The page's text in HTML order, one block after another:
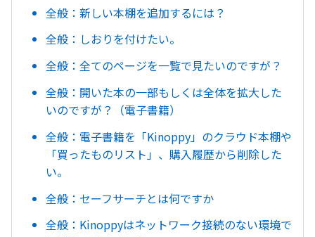
全般：新しい本棚を追加するには？
全般：しおりを付けたい。
全般：全てのページを一覧で見たいのですが？
全般：開いた本の一部もしくは全体を拡大した
いのですが？（電子書籍）
全般：電子書籍を「Kinoppy」のクラウド本棚や
「買ったものリスト」、購入履歴から削除した
い。
全般：セーフサーチとは何ですか
全般：Kinoppyはネットワーク接続のない環境で